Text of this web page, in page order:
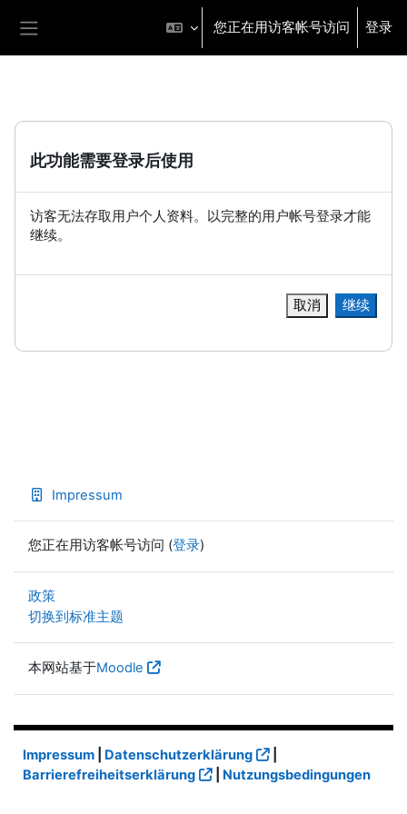
您正在用访客帐号访问 登录
此功能需要登录后使用
访客无法存取用户个人资料。以完整的用户帐号登录才能
继续。
取消 继续
Impressum
您正在用访客帐号访问 (登录)
政策
切换到标准主题
本网站基于Moodle
Impressum Datenschutzerklärung
Barrierefreiheitserklärung
Nutzungsbedingungen